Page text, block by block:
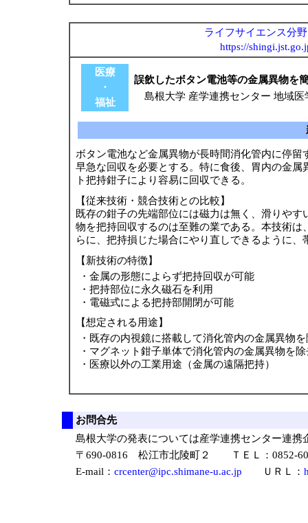
ライフサイエンス分
https://
医療
・
福祉
誤飲したボタン電池等の金属異物を
島根大学 産学連携センター 地域
ボタン電池など金属異物が長時間消化管内に停
早急な回収を必要とする。特に食後、胃内の金
ト把持鉗子により容易に回収できる。
【従来技術・競合技術との比較】
既存の鉗子の先端部位には磁力は無く、滑りや
物を把持回収するのは至難の業である。本技術
らに、把持損じた場合にやり直しできるように
【新技術の特徴】
・ 金属の形態によらず把持回収が可能
・ 把持部位に永久磁石を利用
・ 電磁式による把持部開閉が可能
【想定される用途】
・ 既存の内視鏡に搭載して消化管内の金属異物
・ マグネット鉗子単体で消化管内の金属異物を除
・ 医療以外の工業用途（金属の遠隔把持）
お問合先
島根大学の発表については産学連携センター連
〒690-0816 松江市北陵町２ ＴＥＬ：0852-
E-mail： crcenter@ipc.shimane-u.ac.jp ＵＲＬ：